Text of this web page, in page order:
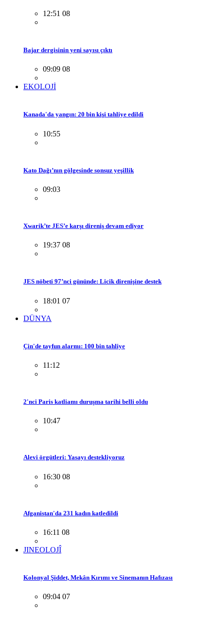
12:51 08
Bajar dergisinin yeni sayısı çıktı
09:09 08
EKOLOJİ
Kanada'da yangın: 20 bin kişi tahliye edildi
10:55
Kato Dağı’nın gölgesinde sonsuz yeşillik
09:03
Xwarik’te JES’e karşı direniş devam ediyor
19:37 08
JES nöbeti 97’nci gününde: Licik direnişine destek
18:01 07
DÜNYA
Çin'de tayfun alarmı: 100 bin tahliye
11:12
2'nci Paris katliamı duruşma tarihi belli oldu
10:47
Alevi örgütleri: Yasayı destekliyoruz
16:30 08
Afganistan'da 231 kadın katledildi
16:11 08
JINEOLOJÎ
Kolonyal Şiddet, Mekân Kırımı ve Sinemanın Hafızası
09:04 07